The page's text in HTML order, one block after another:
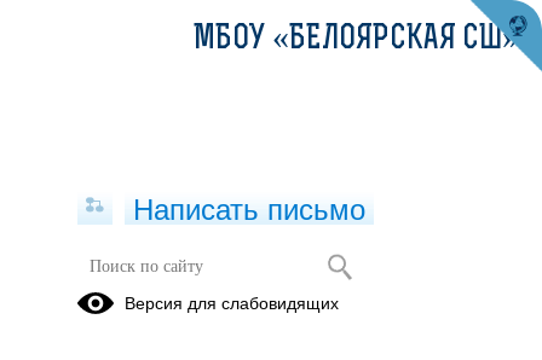
Внеурочная деятельность
МБОУ «БЕЛОЯРСКАЯ СШ»
Написать письмо
Версия для слабовидящих